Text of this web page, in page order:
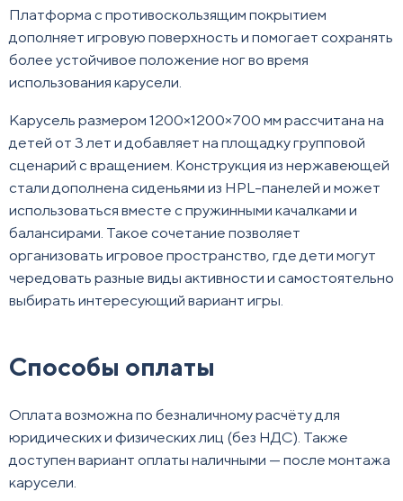
Платформа с противоскользящим покрытием
дополняет игровую поверхность и помогает сохранять
более устойчивое положение ног во время
использования карусели.
Карусель размером 1200×1200×700 мм рассчитана на
детей от 3 лет и добавляет на площадку групповой
сценарий с вращением. Конструкция из нержавеющей
стали дополнена сиденьями из HPL-панелей и может
использоваться вместе с пружинными качалками и
балансирами. Такое сочетание позволяет
организовать игровое пространство, где дети могут
чередовать разные виды активности и самостоятельно
выбирать интересующий вариант игры.
Способы оплаты
Оплата возможна по безналичному расчёту для
юридических и физических лиц (без НДС). Также
доступен вариант оплаты наличными — после монтажа
карусели.